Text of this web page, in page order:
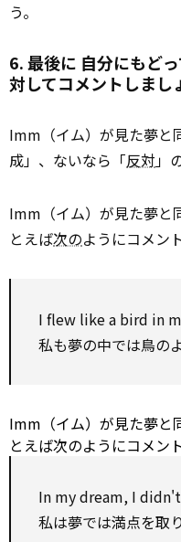
う。
6. 最後に 自分にもど
対してコメントしまし
Imm（イム）が見た夢と
成」、ないなら「反対」
Imm（イム）が見た夢と
とえば次のようにコメン
I flew like a bird in
私も夢の中では鳥の
Imm（イム）が見た夢と
とえば次のようにコメン
In my dream, I
私は夢では満点を取